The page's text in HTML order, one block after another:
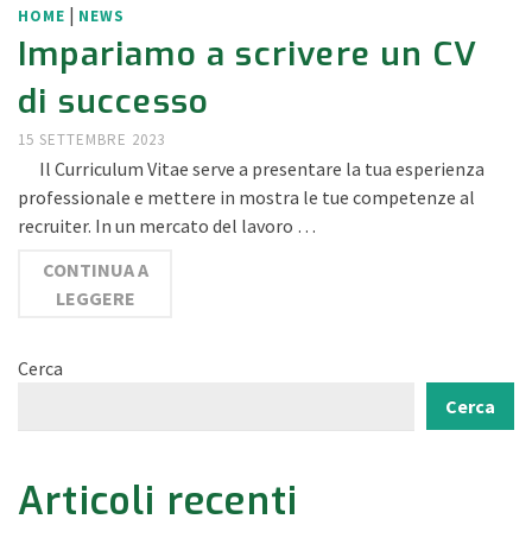
HOME | NEWS
Impariamo a scrivere un CV
di successo
15 SETTEMBRE 2023
Il Curriculum Vitae serve a presentare la tua esperienza
professionale e mettere in mostra le tue competenze al
recruiter. In un mercato del lavoro …
CONTINUA A
LEGGERE
Cerca
Cerca
Articoli recenti